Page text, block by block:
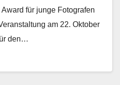
für junge Fotografen
am 22. Oktober
den…